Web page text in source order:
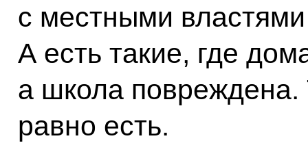
с местными
А есть такие, где
а школа
равно есть.